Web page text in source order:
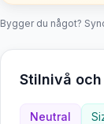
Bygger du något?
Stilnivå
Neutral